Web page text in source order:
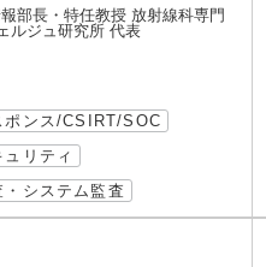
部長・特任教授 放射線科専門
ルジュ研究所 代表
ポンス/CSIRT/SOC
リティ
システム監査